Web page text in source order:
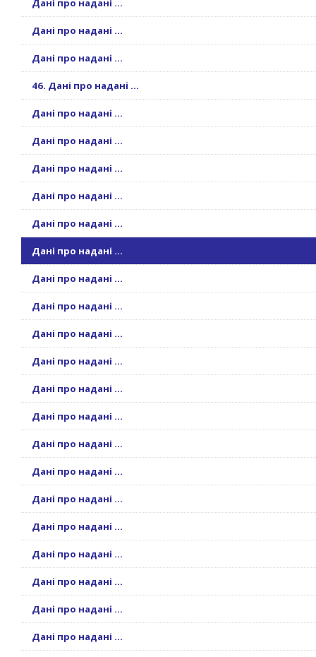
Дані про надані ...
Дані про надані ...
Дані про надані ...
46. Дані про надані ...
Дані про надані ...
Дані про надані ...
Дані про надані ...
Дані про надані ...
Дані про надані ...
Дані про надані ...
Дані про надані ...
Дані про надані ...
Дані про надані ...
Дані про надані ...
Дані про надані ...
Дані про надані ...
Дані про надані ...
Дані про надані ...
Дані про надані ...
Дані про надані ...
Дані про надані ...
Дані про надані ...
Дані про надані ...
Дані про надані ...